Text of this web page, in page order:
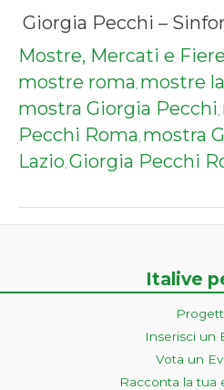
Giorgia Pecchi –
Mostre, Mercati e Fiere
mostre roma, mostre
mostra Giorgia Pecchi,
Pecchi Roma, mostra
Lazio, Giorgia Pecchi
Italive
Inserisci un
Vota un
Racconta la tua